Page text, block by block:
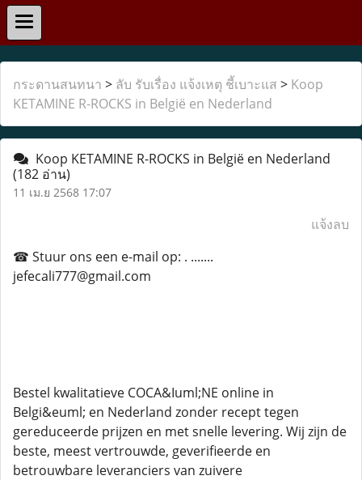
กระดานสนทนา > ลับ รับเรื่อง แจ้งเหตุ ชี้เบาะแส > Koop
KETAMINE R-ROCKS in België en Nederland
Koop KETAMINE R-ROCKS in België en Nederland
(182 อ่าน)
11 เม.ย 2568 17:07
แจ้งลบ
☎ Stuur ons een e-mail op: . .......
jefecali777@gmail.com
Bestel kwalitatieve COCA&Iuml;NE online in
Belgi&euml; en Nederland zonder recept tegen
gereduceerde prijzen en met snelle levering. Wij zijn de
beste, meest vertrouwde, geverifieerde en
betrouwbare leveranciers van zuivere